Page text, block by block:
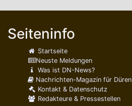
Seiteninfo
Startseite
Neuste Meldungen
Was ist DN-News?
Nachrichten-Magazin für Düren
Kontakt & Datenschutz
Redakteure & Pressestellen